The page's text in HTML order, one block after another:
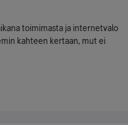
toimimasta ja internetvalo
kahteen kertaan, mut ei